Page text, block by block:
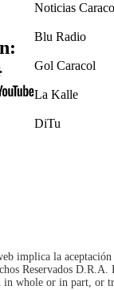
youtube-
google
Noticias
Blu Radio
Gol Caracol
La Kalle
DiTu
implica la aceptación
Reservados
in whole or in part, or